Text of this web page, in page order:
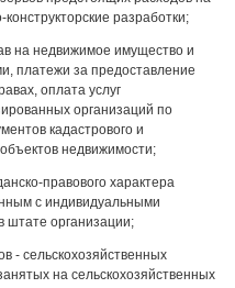
разработки;
на недвижимое имущество и
платежи за предоставление
оплата услуг
организаций по
кадастрового и
недвижимости;
правового характера
с индивидуальными
штате организации;
- сельскохозяйственных
на сельскохозяйственных